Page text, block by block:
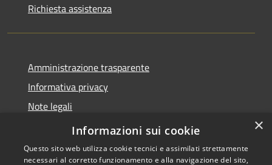
Richiesta assistenza
Amministrazione trasparente
Informativa privacy
Note legali
Dichiarazione di accessibilità
×
Informazioni sui cookie
Questo sito web utilizza cookie tecnici e assimilati strettamente
necessari al corretto funzionamento e alla navigazione del sito,